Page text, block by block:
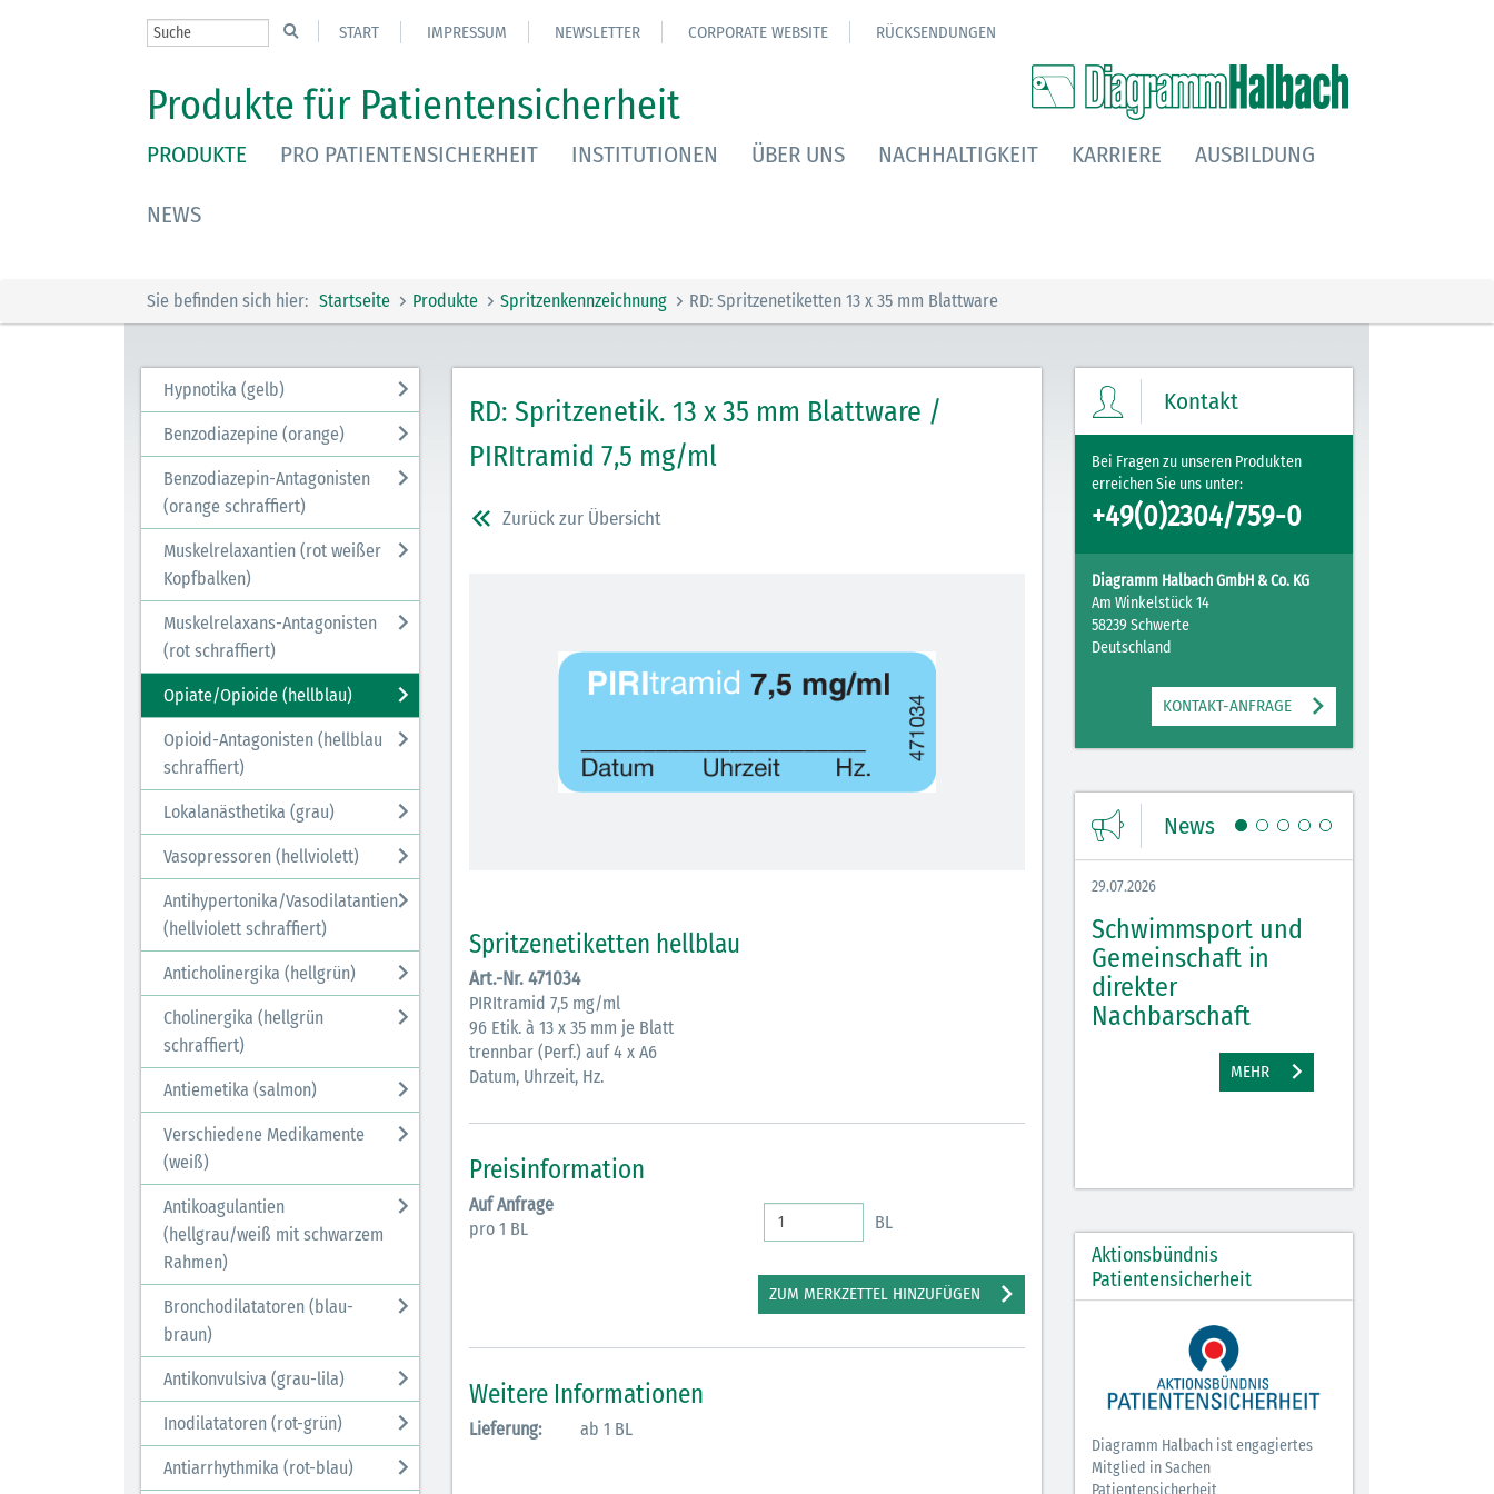
START IMPRESSUM NEWSLETTER CORPORATE WEBSITE RÜCKSENDUNGEN
Produkte für Patientensicherheit
PRODUKTE PRO PATIENTENSICHERHEIT INSTITUTIONEN ÜBER UNS NACHHALTIGKEIT KARRIERE AUSBILDUNG
NEWS
Sie befinden sich hier: Startseite Produkte Spritzenkennzeichnung RD: Spritzenetiketten 13 x 35 mm Blattware
Hypnotika (gelb)
Benzodiazepine (orange)
Benzodiazepin-Antagonisten
(orange schraffiert)
Muskelrelaxantien (rot weißer
Kopfbalken)
Muskelrelaxans-Antagonisten
(rot schraffiert)
Opiate/Opioide (hellblau)
Opioid-Antagonisten (hellblau
schraffiert)
Lokalanästhetika (grau)
Vasopressoren (hellviolett)
Antihypertonika/Vasodilatantien
(hellviolett schraffiert)
Anticholinergika (hellgrün)
Cholinergika (hellgrün
schraffiert)
Antiemetika (salmon)
Verschiedene Medikamente
(weiß)
Antikoagulantien
(hellgrau/weiß mit schwarzem
Rahmen)
Bronchodilatatoren (blau-
braun)
Antikonvulsiva (grau-lila)
Inodilatatoren (rot-grün)
Antiarrhythmika (rot-blau)
RD: Spritzenetik. 13 x 35 mm Blattware /
PIRItramid 7,5 mg/ml
Zurück zur Übersicht
Spritzenetiketten hellblau
Art.-Nr. 471034
PIRItramid 7,5 mg/ml
96 Etik. à 13 x 35 mm je Blatt
trennbar (Perf.) auf 4 x A6
Datum, Uhrzeit, Hz.
Preisinformation
Auf Anfrage
pro 1 BL
BL
ZUM MERKZETTEL HINZUFÜGEN
Weitere Informationen
Lieferung: ab 1 BL
Kontakt
Bei Fragen zu unseren Produkten
erreichen Sie uns unter:
+49(0)2304/759-0
Diagramm Halbach GmbH & Co. KG
Am Winkelstück 14
58239 Schwerte
Deutschland
KONTAKT-ANFRAGE
News
29.07.2026
Schwimmsport und
Gemeinschaft in
direkter
Nachbarschaft
MEHR
Aktionsbündnis
Patientensicherheit
Diagramm Halbach ist engagiertes
Mitglied in Sachen
Patientensicherheit